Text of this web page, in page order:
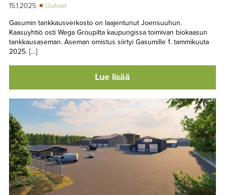
15.1.2025
Uutiset
Gasumin tankkausverkosto on laajentunut Joensuuhun.
Kaasuyhtiö osti Wega Groupilta kaupungissa toimivan biokaasun
tankkausaseman. Aseman omistus siirtyi Gasumille 1. tammikuuta
2025. […]
Lue lisää